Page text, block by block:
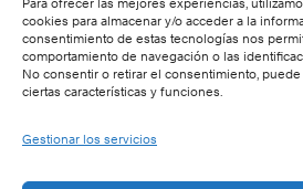
Para ofrecer las mejores experiencias,
cookies para almacenar y/o acceder a la
consentimiento de estas tecnologías nos
comportamiento de navegación o las
No consentir o retirar el consentimiento,
ciertas características y funciones.
Gestionar los servicios
Contáctenos
Subscríbase
Desincribirse
Síganos